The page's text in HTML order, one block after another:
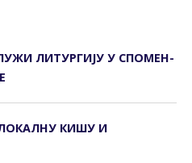
ЛИТУРГИЈУ У СПОМЕН-
КИШУ И